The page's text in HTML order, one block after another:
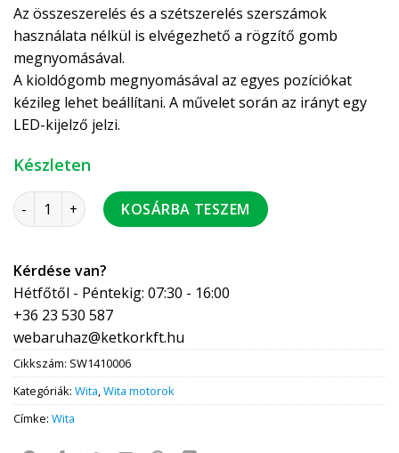
Az összeszerelés és a szétszerelés szerszámok
használata nélkül is elvégezhető a rögzítő gomb
megnyomásával.
A kioldógomb megnyomásával az egyes pozíciókat
kézileg lehet beállítani. A művelet során az irányt egy
LED-kijelző jelzi.
Készleten
Wita motor SM W05 230V 60 sec 5Nm 3p 3 pontos 90° (4080)
KOSÁRBA TESZEM
Kérdése van?
Hétfőtől - Péntekig: 07:30 - 16:00
+36 23 530 587
webaruhaz@ketkorkft.hu
Cikkszám: SW1410006
Kategóriák: Wita,Wita motorok
Címke: Wita